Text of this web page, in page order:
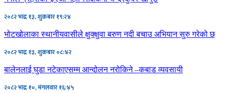
२०८२ भाद्र १३, शुक्रबार १९:२४
भोटखोलाका स्थानीयवासीले क्षुक्क्षुवा बरुण नदी बचाउ अभियान सुरु गरेको छ
२०८२ भाद्र १३, शुक्रबार ०८:४२
बालेनलाई घुडा नटेकाएसम्म आन्दोलन नरोकिने –कबाड व्यवसायी
२०८२ भाद्र १०, मंगलवार १६:४५